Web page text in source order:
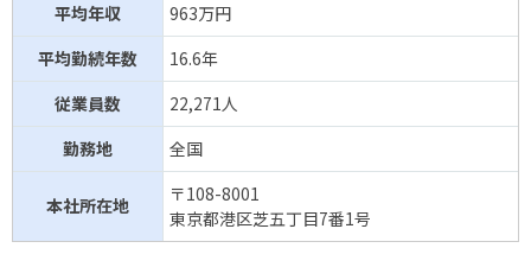
平均年収
963万円
平均勤続年数
16.6年
従業員数
22,271人
勤務地
全国
本社所在地
〒108-8001
東京都港区芝五丁目7番1号